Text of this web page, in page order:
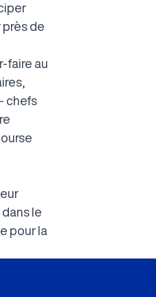
près de
faire au
chefs
le
pour la